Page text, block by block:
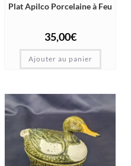
Plat Apilco Porcelaine à Feu
35,00€
Ajouter au panier